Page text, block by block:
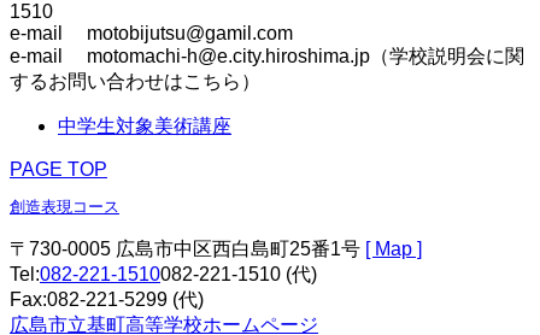
1510
e-mail motobijutsu@gamil.com
e-mail motomachi-h@e.city.hiroshima.jp（学校説明会に関
するお問い合わせはこちら）
中学生対象美術講座
PAGE TOP
創造表現コース
〒730-0005 広島市中区西白島町25番1号 [ Map ]
Tel:082-221-1510082-221-1510 (代)
Fax:082-221-5299 (代)
広島市立基町高等学校ホームページ